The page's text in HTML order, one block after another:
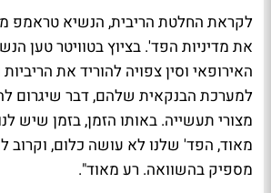
לקראת החלטת הריבית, הנשיא טראמפ
את מדיניות הפד'. בציוץ בטוויטר טען
האירופאי וסין צפויה להוריד את
למערכת הבנקאית שלהם, דבר שיגרום
מצורי תעשייה. באותו הזמן, בזמן שיש
מאוד, הפד' שלנו לא עושה כלום, וקרוב
מספיק בהשוואה. רע מאוד".